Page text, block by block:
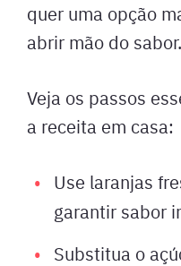
quer uma opção
abrir mão do sabor.
Veja os passos
a receita em casa:
Use laranjas
garantir sabor
Substitua o